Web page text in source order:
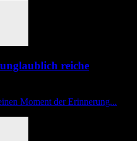
reiche
Moment der Erinnerung...